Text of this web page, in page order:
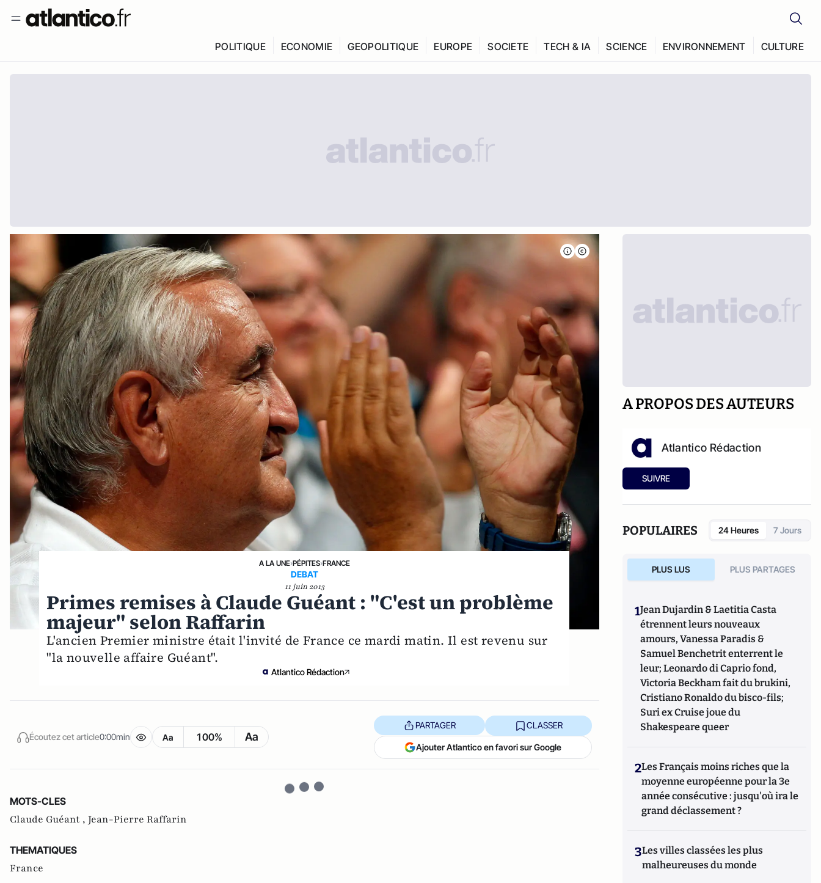
POLITIQUE ECONOMIE GEOPOLITIQUE EUROPE SOCIETE TECH & IA SCIENCE ENVIRONNEMENT CULTURE
A LA UNE›PÉPITES›FRANCE
DEBAT
11 juin 2013
Primes remises à Claude Guéant : "C'est un problème
majeur" selon Raffarin
L'ancien Premier ministre était l'invité de France ce mardi matin. Il est revenu sur
"la nouvelle affaire Guéant".
Atlantico Rédaction
Écoutez cet article0:00min Aa 100% Aa
PARTAGER CLASSER
Ajouter Atlantico en favori sur Google
MOTS-CLES
Claude Guéant , Jean-Pierre Raffarin
THEMATIQUES
France
A PROPOS DES AUTEURS
Atlantico Rédaction
SUIVRE
POPULAIRES 24 Heures 7 Jours
PLUS LUS PLUS PARTAGES
1Jean Dujardin & Laetitia Casta
étrennent leurs nouveaux
amours, Vanessa Paradis &
Samuel Benchetrit enterrent le
leur; Leonardo di Caprio fond,
Victoria Beckham fait du brukini,
Cristiano Ronaldo du bisco-fils;
Suri ex Cruise joue du
Shakespeare queer
2Les Français moins riches que la
moyenne européenne pour la 3e
année consécutive : jusqu'où ira le
grand déclassement ?
3Les villes classées les plus
malheureuses du monde